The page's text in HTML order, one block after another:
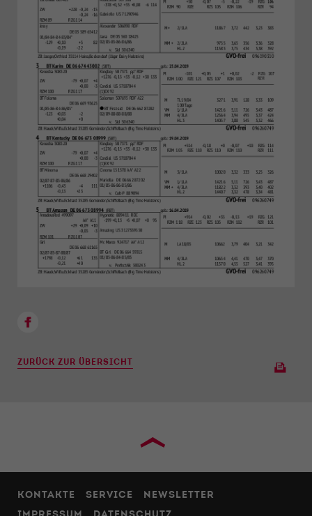
ZURÜCK ZUR ÜBERSICHT
›
KONTAKTE SERVICE
NEWSLETTER